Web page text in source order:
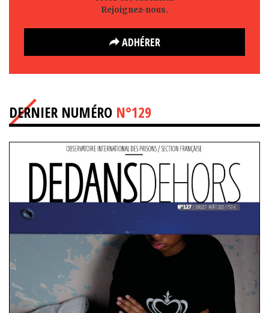
Rejoignez-nous.
ADHÉRER
DERNIER NUMÉRO N°129